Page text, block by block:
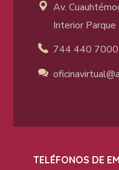
Av.
Interior Parque
744 440 7000
TELÉFONOS DE